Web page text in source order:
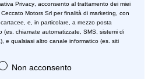
Privacy, acconsento al trattamento dei miei
Motors Srl per finalità di marketing, con
e, in particolare, a mezzo posta
(es. chiamate automatizzate, SMS, sistemi di
e qualsiasi altro canale informatico (es. siti
Non acconsento